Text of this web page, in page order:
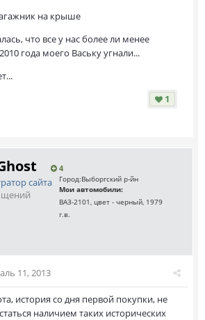
на крыше
что все у нас более ли менее
года моего Ваську угнали...
1
4
сайта
Город:Выборгский р-йн
Мои автомобили:
ВАЗ-2101, цвет - черный, 1979
г.в.
11, 2013
история со дня первой покупки, не
наличием таких исторических